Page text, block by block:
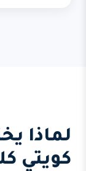
لماذا
كويتي